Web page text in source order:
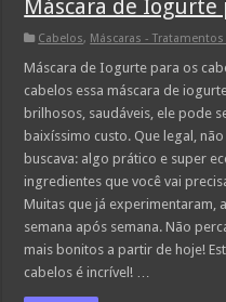
Máscara de Iogurte
Cabelos, Máscaras -
Máscara de Iogurte para os
cabelos essa máscara de
brilhosos, saudáveis, ele pode
baixíssimo custo. Que legal,
buscava: algo prático e super
ingredientes que você vai
Muitas que já experimentaram,
semana após semana. Não
mais bonitos a partir de hoje!
cabelos é incrível! …